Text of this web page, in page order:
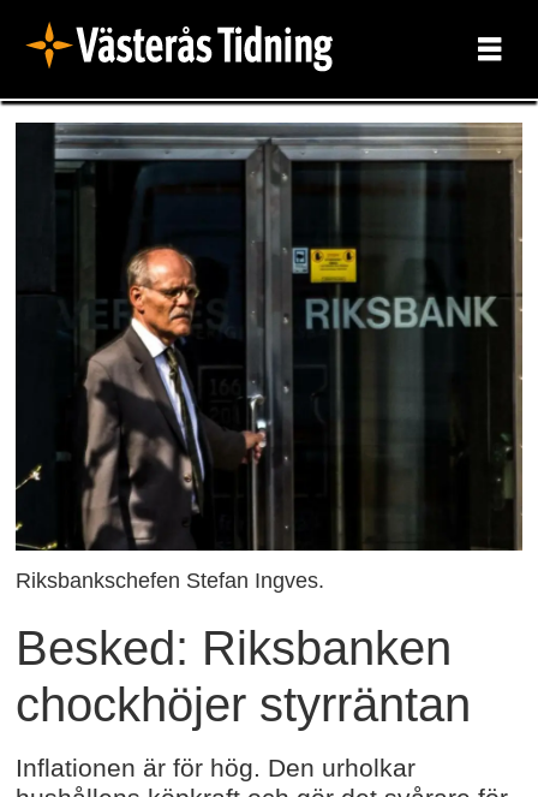
Riksbankschefen Stefan Ingves.
Besked: Riksbanken
chockhöjer styrräntan
Inflationen är för hög. Den urholkar